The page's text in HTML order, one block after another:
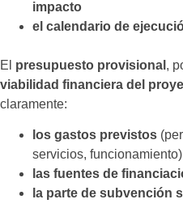
impacto
el calendario de
El presupuesto provisional ,
viabilidad financiera del
claramente:
los gastos previstos
servicios, funcionamiento)
las fuentes de
la parte de subvención